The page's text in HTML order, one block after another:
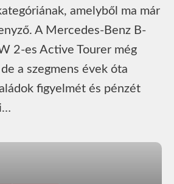
amelyből ma már
A Mercedes-Benz B-
2‑es Active Tourer még
a szegmens évek óta
figyelmét és pénzét